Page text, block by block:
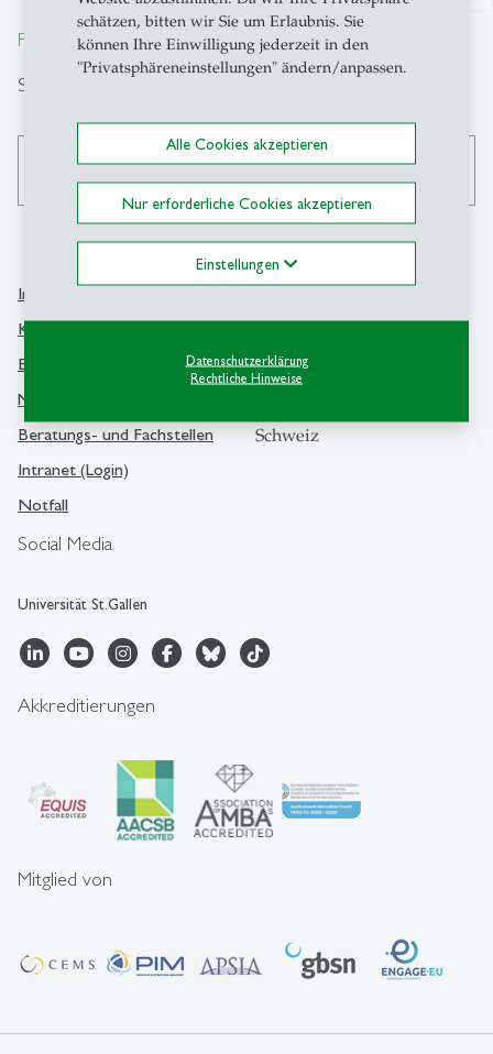
schätzen, bitten wir Sie um Erlaubnis. Sie
können Ihre Einwilligung jederzeit in den
"Privatsphäreneinstellungen" ändern/anpassen.
Alle Cookies akzeptieren
Nur erforderliche Cookies akzeptieren
Einstellungen
Datenschutzerklärung
Rechtliche Hinweise
From insight to impact.
Suche
Social Media
Universität St.Gallen
Info Desk
Kontakt und Lageplan
Bibliothek
Medien
Beratungs- und Fachstellen
Intranet (Login)
Notfall
Universität St.Gallen
Dufourstrasse 50
Schweiz
Akkreditierungen
Mitglied von